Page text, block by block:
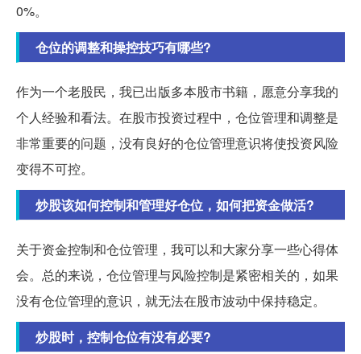
0%。
仓位的调整和操控技巧有哪些?
作为一个老股民，我已出版多本股市书籍，愿意分享我的
个人经验和看法。在股市投资过程中，仓位管理和调整是
非常重要的问题，没有良好的仓位管理意识将使投资风险
变得不可控。
炒股该如何控制和管理好仓位，如何把资金做活?
关于资金控制和仓位管理，我可以和大家分享一些心得体
会。总的来说，仓位管理与风险控制是紧密相关的，如果
没有仓位管理的意识，就无法在股市波动中保持稳定。
炒股时，控制仓位有没有必要?